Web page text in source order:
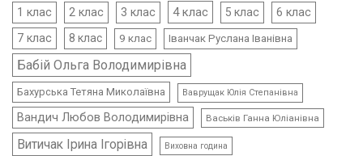
1 клас 2 клас 3 клас 4 клас 5 клас 6 клас
7 клас 8 клас 9 клас Іванчак Руслана Іванівна
Бабій Ольга Володимирівна
Бахурська Тетяна Миколаївна Ваврущак Юлія Степанівна
Вандич Любов Володимирівна Васьків Ганна Юліанівна
Витичак Ірина Ігорівна Виховна година